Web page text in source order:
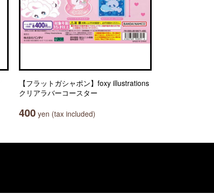
【フラットガシャポン】foxy illustrations
クリアラバーコースター
400 yen (tax included)